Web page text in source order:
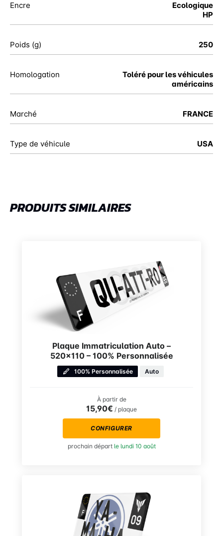
Encre
Ecologique
HP
Poids (g) 250
Homologation
Toléré pour les véhicules
américains
Marché FRANCE
Type de véhicule USA
PRODUITS SIMILAIRES
Plaque Immatriculation Auto –
520×110 – 100% Personnalisée
100% Personnalisée Auto
À partir de
15,90€ / plaque
CONFIGURER
prochain départ le lundi 10 août